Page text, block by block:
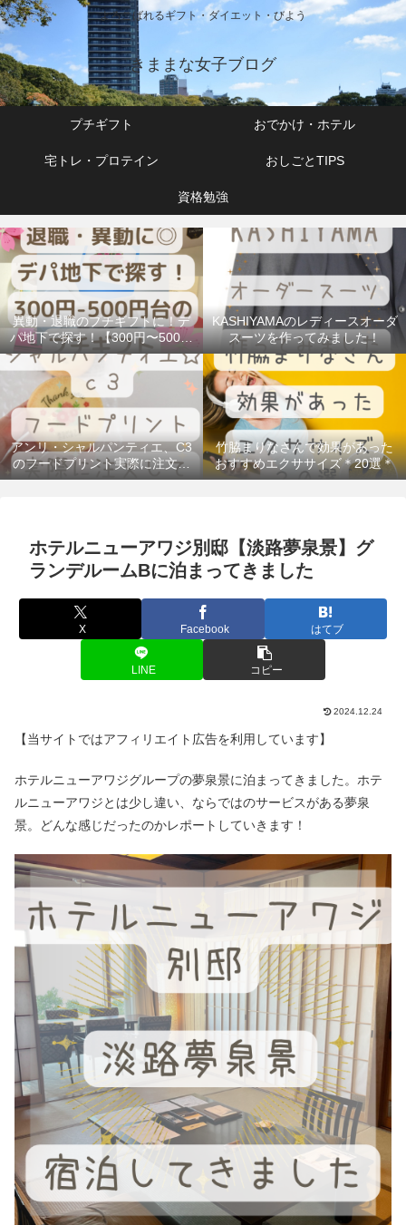
よろこばれるギフト・ダイエット・びよう
きままな女子ブログ
プチギフト おでかけ・ホテル
宅トレ・プロテイン おしごとTIPS
資格勉強
異動・退職のプチギフトに！デ
パ地下で探す！【300円〜500円
台】で人気のお菓子
KASHIYAMAのレディースオーダ
スーツを作ってみました！
アンリ・シャルパンティエ、C3
のフードプリント実際に注文し
てみた！＠300円台のギフトもあ
竹脇まりなさんで効果があった
おすすめエクササイズ＊20選＊
ホテルニューアワジ別邸【淡路夢泉景】グ
ランデルームBに泊まってきました
X Facebook はてブ
LINE コピー
2024.12.24
【当サイトではアフィリエイト広告を利用しています】
ホテルニューアワジグループの夢泉景に泊まってきました。ホテ
ルニューアワジとは少し違い、ならではのサービスがある夢泉
景。どんな感じだったのかレポートしていきます！